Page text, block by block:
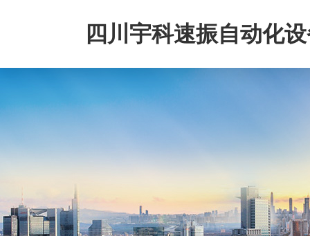
四川宇科速振自动化
公司